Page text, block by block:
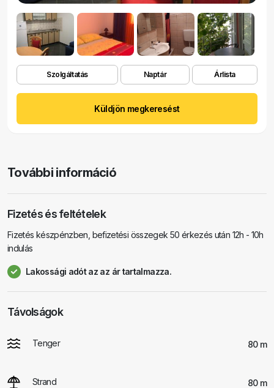
Szolgáltatás Naptár Árlista
Küldjön megkeresést
További információ
Fizetés és feltételek
Fizetés készpénzben, befizetési összegek 50 érkezés után 12h - 10h
indulás
Lakossági adót az az ár tartalmazza.
Távolságok
Tenger 80 m
Strand 80 m